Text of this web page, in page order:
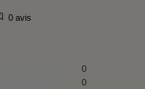
0 avis
0
0